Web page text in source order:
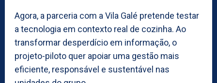
Agora, a parceria com a Vila Galé pretende testar
a tecnologia em contexto real de cozinha. Ao
transformar desperdício em informação, o
projeto-piloto quer apoiar uma gestão mais
eficiente, responsável e sustentável nas